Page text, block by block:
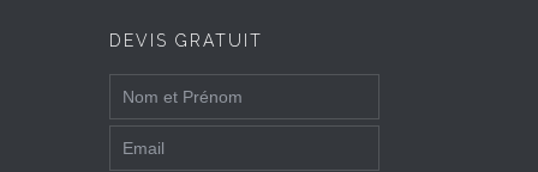
DEVIS GRATUIT